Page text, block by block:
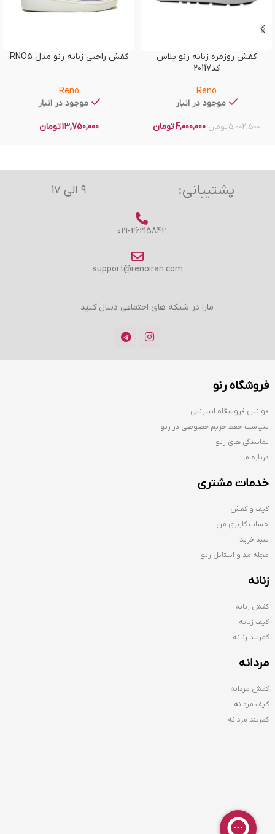
کفش روزمره زنانه رنو پلاس
کد20117
Reno
موجود در انبار
5,002,500تومان 4,000,000تومان
کفش راحتی زنانه رنو مدل RNO5
Reno
موجود در انبار
13,750,000تومان
پشتیبانی: ۹ الی ۱۷
021-26215842
support@renoiran.com
مارا در شبکه های اجتماعی دنبال کنید
فروشگاه رنو
قوانین فروشگاه اینترنتی
سیاست حفظ حریم خصوصی در رنو
نمایندگی های رنو
درباره ما
خدمات مشتری
کیف و کفش
حساب کاربری من
سبد خرید
مجله مد و استایل رنو
زنانه
کفش زنانه
کیف زنانه
کمربند زنانه
مردانه
کفش مردانه
کیف مردانه
کمربند مردانه